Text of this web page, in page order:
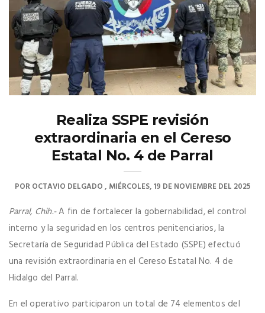
Realiza SSPE revisión
extraordinaria en el Cereso
Estatal No. 4 de Parral
POROCTAVIO DELGADO MIÉRCOLES, 19 DE NOVIEMBRE DEL 2025
Parral, Chih.-A fin de fortalecer la gobernabilidad, el control
interno y la seguridad en los centros penitenciarios, la
Secretaría de Seguridad Pública del Estado (SSPE) efectuó
una revisión extraordinaria en el Cereso Estatal No. 4 de
Hidalgo del Parral.
En el operativo participaron un total de 74 elementos del